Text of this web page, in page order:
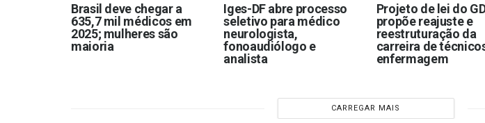
Brasil deve chegar a
635,7 mil médicos em
2025; mulheres são
maioria
Iges-DF abre processo
seletivo para médico
neurologista,
fonoaudiólogo e
analista
Projeto de lei do
propõe reajuste e
reestruturação da
carreira de
enfermagem
CARREGAR MAIS